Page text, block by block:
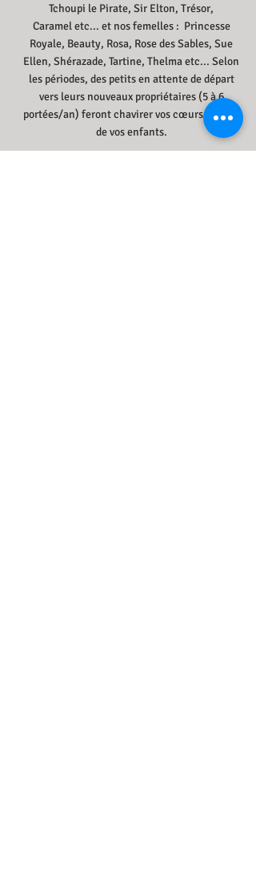
Tchoupi le Pirate, Sir Elton, Trésor,
Carameletc... et nos femelles : Princesse
Royale, Beauty, Rosa, Rose des Sables, Sue
Ellen, Shérazade, Tartine, Thelma etc... Selon
les périodes, des petits en attente de départ
vers leurs nouveaux propriétaires (5 à 6
portées/an) feront chavirer vos cœurs et ceux
de vos enfants.